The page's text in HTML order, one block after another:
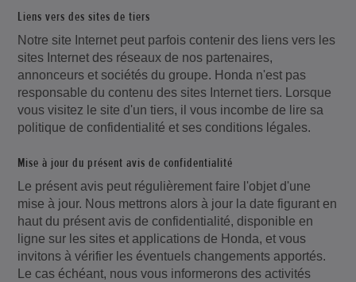
Liens vers des sites de tiers
Notre site Internet peut parfois contenir des liens vers les
sites Internet des réseaux de nos partenaires,
annonceurs et sociétés du groupe. Honda n'est pas
responsable du contenu des sites Internet tiers. Lorsque
vous visitez le site d'un tiers, il vous incombe de lire sa
politique de confidentialité et ses conditions légales.
Mise à jour du présent avis de confidentialité
Le présent avis peut régulièrement faire l'objet d'une
mise à jour. Nous mettrons alors à jour la date figurant en
haut du présent avis de confidentialité, disponible en
ligne sur les sites et applications de Honda, et vous
invitons à vérifier les éventuels changements apportés.
Le cas échéant, nous vous informerons des activités